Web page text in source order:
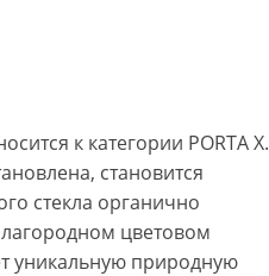
к категории PORTA Х.
становится
стекла органично
цветовом
уникальную природную